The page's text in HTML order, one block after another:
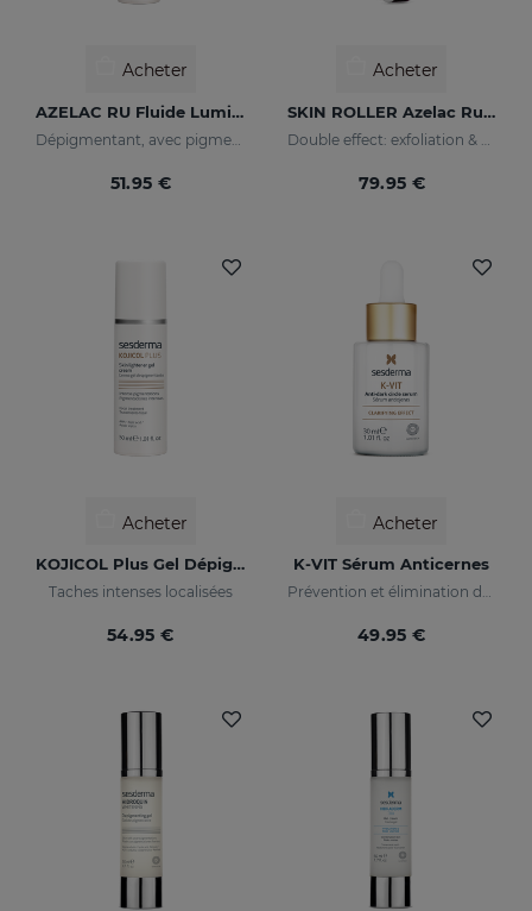
Acheter
AZELAC RU Fluide Lumineux
51.95 €
Acheter
SKIN ROLLER Azelac Ru 10 Ml
79.95 €
Acheter
KOJICOL Plus Gel Dépigmentant
Taches intenses localisées
54.95 €
Acheter
K-VIT Sérum Anticernes
Prévention et élimination des cernes
49.95 €